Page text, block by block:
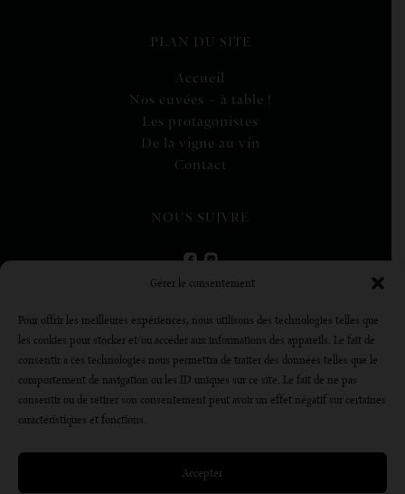
Gérer le consentement
Pour offrir les meilleures expériences, nous utilisons des technologies telles que
les cookies pour stocker et/ou accéder aux informations des appareils. Le fait de
consentir à ces technologies nous permettra de traiter des données telles que le
comportement de navigation ou les ID uniques sur ce site. Le fait de ne pas
consentir ou de retirer son consentement peut avoir un effet négatif sur certaines
caractéristiques et fonctions.
Accepter
PLAN DU SITE
Accueil
Nos cuvées – à table !
Les protagonistes
De la vigne au vin
Contact
NOUS SUIVRE
VISITE VIRTUELLE
DÉCOUVRIR
L’abus d’alcool est dangereux pour la santé, à consommer avec